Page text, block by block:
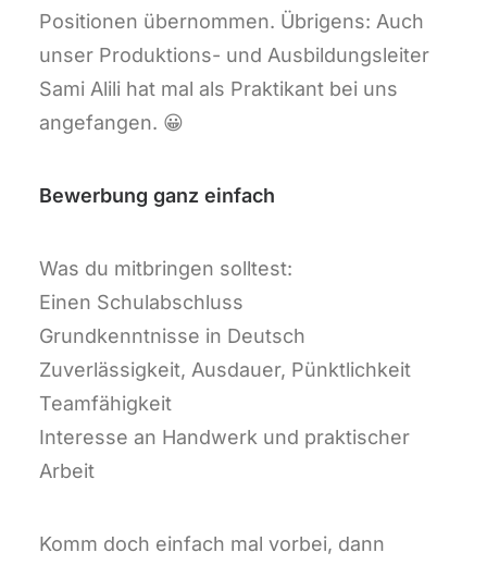
Positionen übernommen. Übrigens: Auch
unser Produktions- und Ausbildungsleiter
Sami Alili hat mal als Praktikant bei uns
angefangen. 😀
Bewerbung ganz einfach
Was du mitbringen solltest:
Einen Schulabschluss
Grundkenntnisse in Deutsch
Zuverlässigkeit, Ausdauer, Pünktlichkeit
Teamfähigkeit
Interesse an Handwerk und praktischer
Arbeit
Komm doch einfach mal vorbei, dann